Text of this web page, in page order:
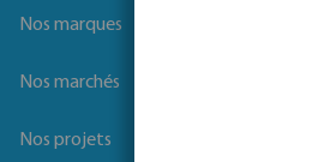
Nos marques
Nos marchés
Nos projets